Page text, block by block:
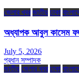
জেলার খবর জাতীয় ঢাকা
অধ্যাপক আবুল কাসেম
July 5, 2026
প্রধান সম্পাদক
জাতীয় জেলার খবর ঢাকা